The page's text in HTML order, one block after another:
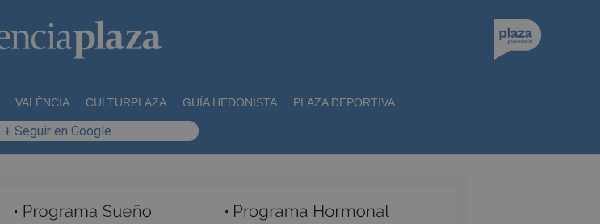
VALÈNCIA CULTURPLAZA GUÍA HEDONISTA PLAZA DEPORTIVA
+ Seguir en Google